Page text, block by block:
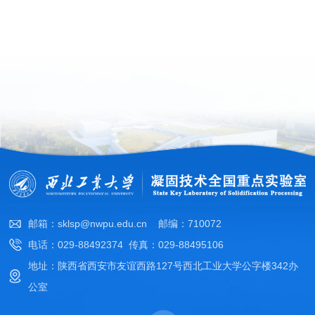
邮箱：sklsp@nwpu.edu.cn 邮编：710072
电话：029-88492374 传真：029-88495106
地址：陕西省西安市友谊西路127号西北工业大学公字楼342办
公室